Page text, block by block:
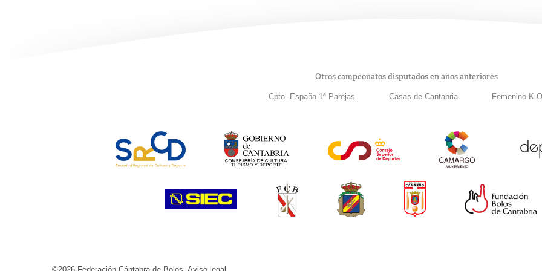
Otros campeonatos disputados en años anteriores
Cpto. España 1ª Parejas Casas de Cantabria Femenino